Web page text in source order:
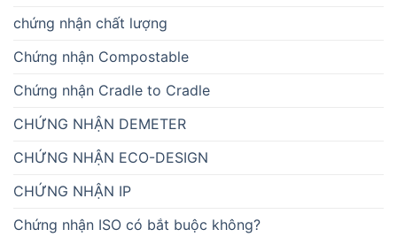
chứng nhận chất lượng
Chứng nhận Compostable
Chứng nhận Cradle to Cradle
CHỨNG NHẬN DEMETER
CHỨNG NHẬN ECO-DESIGN
CHỨNG NHẬN IP
Chứng nhận ISO có bắt buộc không?